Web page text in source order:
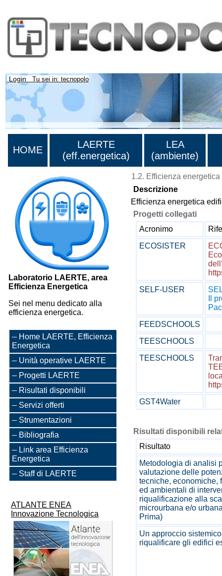
Login Tu sei in: tecnopolo
HOME
LAERTE
(eff.energetica)
LEA
(ambiente)
Laboratorio LAERTE, area
Efficienza Energetica
Sei nel menu dedicato alla
efficienza energetica.
Home LAERTE, Efficienza
Energetica
Unità operative LAERTE
Progetti LAERTE
Risultati disponibili
Servizi offerti
Strumentazioni
Bibliografia
Link area Efficienza
Energetica
Staff di LAERTE
ATLANTE ENEA
Innovazione Tecnologica
1.2. Efficienza
Descrizione
Efficienza energetica
Progetti collegati
Acronimo
ECOSISTER
SELF-USER
Il
FEEDSCHOOLS
TEESCHOOLS
TEESCHOOLS
GST4Water
Risultati disponibili
Risultato
Metodologia di analisi
valutazione delle
tecniche, economiche,
ed ambientali di
riqualificazione alla
microurbana e/o
Prima)
Un approccio
riqualificare gli edifici